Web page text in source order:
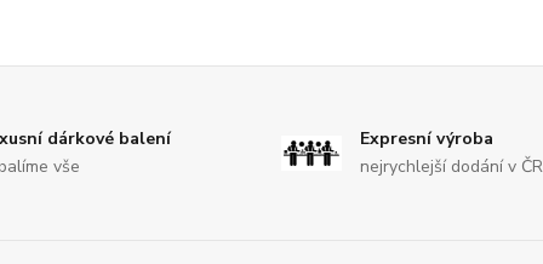
dárkové balení
vše
Expresní výroba
nejrychlejší dodání v ČR